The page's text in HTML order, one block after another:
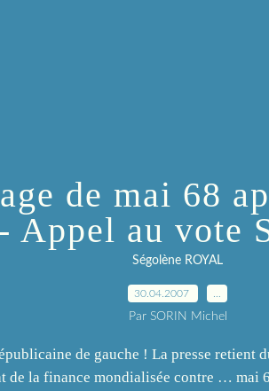
de mai 68
Appel au vote
Ségolène ROYAL
30.04.2007
Par SORIN Michel
de gauche ! La presse retient
de la finance mondialisée contre … mai